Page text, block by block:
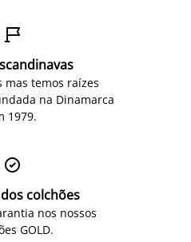

mas temos raízes
na Dinamarca
1979.

colchões
nos nossos
GOLD.